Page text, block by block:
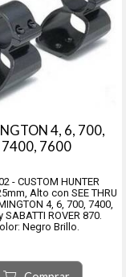
4, 6, 700,
7400, 7600
- CUSTOM HUNTER
Alto con SEE THRU
4, 6, 700, 7400,
SABATTI ROVER 870.
Negro Brillo.